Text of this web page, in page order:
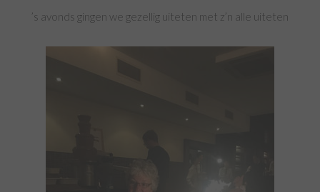
’s avonds gingen we gezellig uiteten met z’n alle uiteten